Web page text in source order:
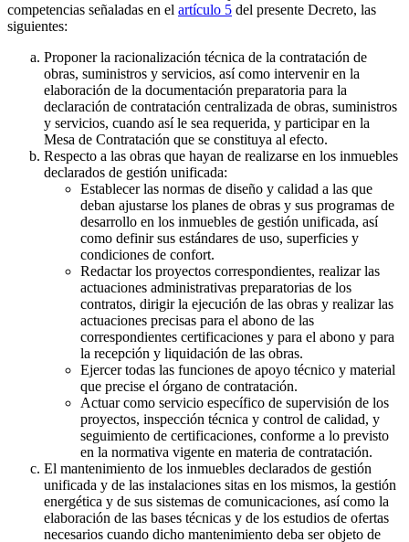
competencias señaladas en el artículo 5 del presente Decreto, las
siguientes:
Proponer la racionalización técnica de la contratación de
obras, suministros y servicios, así como intervenir en la
elaboración de la documentación preparatoria para la
declaración de contratación centralizada de obras, suministros
y servicios, cuando así le sea requerida, y participar en la
Mesa de Contratación que se constituya al efecto.
Respecto a las obras que hayan de realizarse en los inmuebles
declarados de gestión unificada:
Establecer las normas de diseño y calidad a las que
deban ajustarse los planes de obras y sus programas de
desarrollo en los inmuebles de gestión unificada, así
como definir sus estándares de uso, superficies y
condiciones de confort.
Redactar los proyectos correspondientes, realizar las
actuaciones administrativas preparatorias de los
contratos, dirigir la ejecución de las obras y realizar las
actuaciones precisas para el abono de las
correspondientes certificaciones y para el abono y para
la recepción y liquidación de las obras.
Ejercer todas las funciones de apoyo técnico y material
que precise el órgano de contratación.
Actuar como servicio específico de supervisión de los
proyectos, inspección técnica y control de calidad, y
seguimiento de certificaciones, conforme a lo previsto
en la normativa vigente en materia de contratación.
El mantenimiento de los inmuebles declarados de gestión
unificada y de las instalaciones sitas en los mismos, la gestión
energética y de sus sistemas de comunicaciones, así como la
elaboración de las bases técnicas y de los estudios de ofertas
necesarios cuando dicho mantenimiento deba ser objeto de